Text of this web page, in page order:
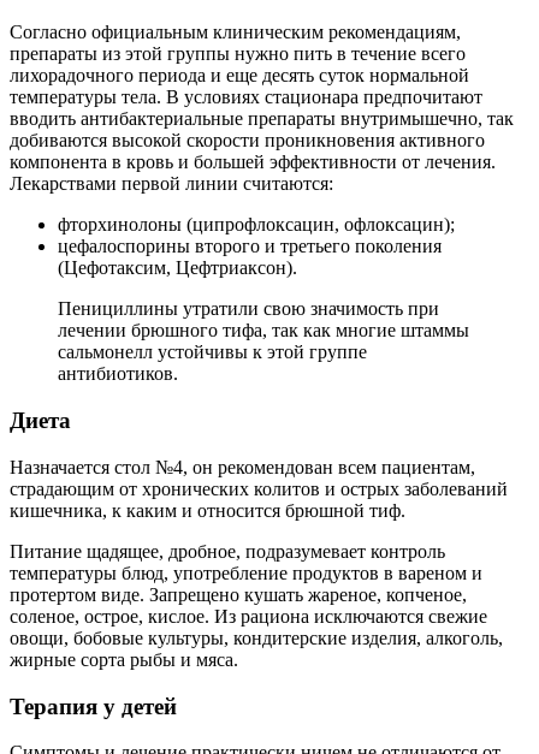
Согласно официальным клиническим рекомендациям,
препараты из этой группы нужно пить в течение всего
лихорадочного периода и еще десять суток нормальной
температуры тела. В условиях стационара предпочитают
вводить антибактериальные препараты внутримышечно, так
добиваются высокой скорости проникновения активного
компонента в кровь и большей эффективности от лечения.
Лекарствами первой линии считаются:
фторхинолоны (ципрофлоксацин, офлоксацин);
цефалоспорины второго и третьего поколения
(Цефотаксим, Цефтриаксон).
Пенициллины утратили свою значимость при
лечении брюшного тифа, так как многие штаммы
сальмонелл устойчивы к этой группе
антибиотиков.
Диета
Назначается стол №4, он рекомендован всем пациентам,
страдающим от хронических колитов и острых заболеваний
кишечника, к каким и относится брюшной тиф.
Питание щадящее, дробное, подразумевает контроль
температуры блюд, употребление продуктов в вареном и
протертом виде. Запрещено кушать жареное, копченое,
соленое, острое, кислое. Из рациона исключаются свежие
овощи, бобовые культуры, кондитерские изделия, алкоголь,
жирные сорта рыбы и мяса.
Терапия у детей